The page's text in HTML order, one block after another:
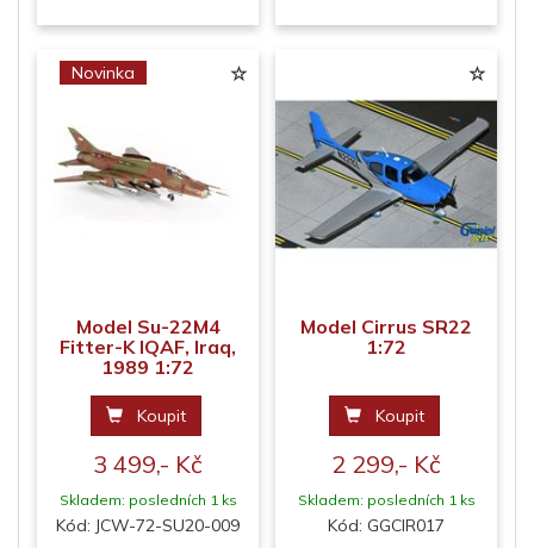
Novinka
Model Su-22M4
Fitter-K IQAF, Iraq,
1989 1:72
Koupit
3 499,- Kč
Skladem: posledních 1 ks
Kód: JCW-72-SU20-009
Model Cirrus SR22
1:72
Koupit
2 299,- Kč
Skladem: posledních 1 ks
Kód: GGCIR017